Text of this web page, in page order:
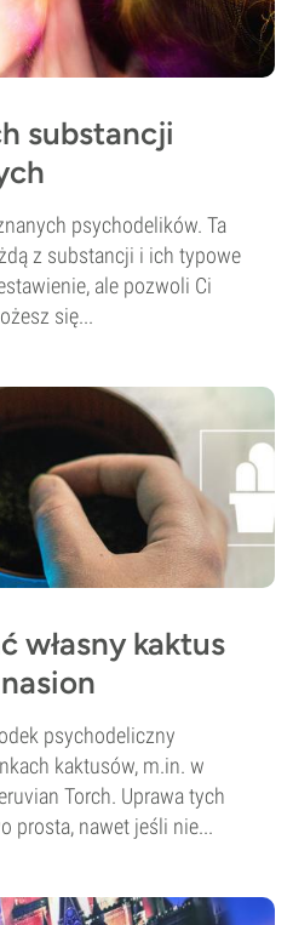
substancji
psychodelików. Ta
z substancji i ich typowe
ale pozwoli Ci
się...
własny kaktus
psychodeliczny
kaktusów, m.in. w
Torch. Uprawa tych
prosta, nawet jeśli nie...